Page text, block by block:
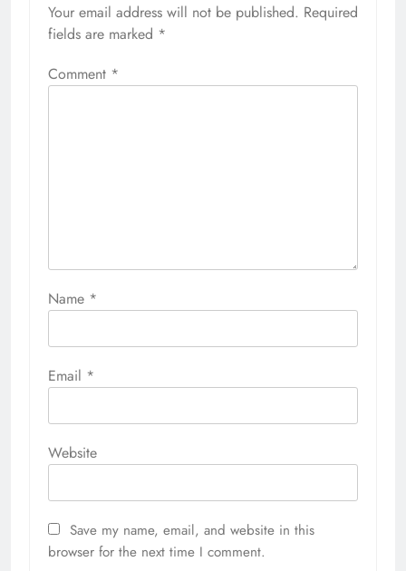
Your email address will not be published. Required
fields are marked *
Comment *
Name *
Email *
Website
Save my name, email, and website in this
browser for the next time I comment.